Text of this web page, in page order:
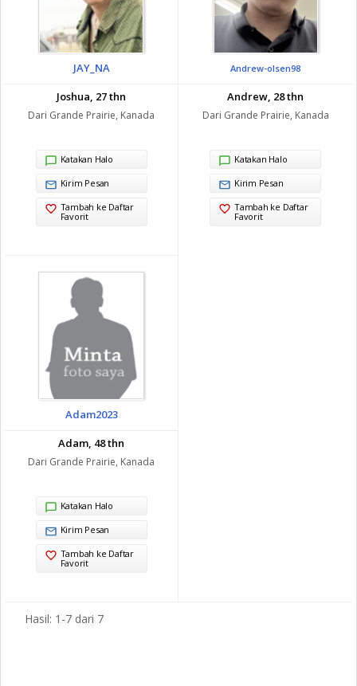
JAY_NA
Joshua, 27 thn
Dari Grande Prairie, Kanada
Katakan Halo
Kirim Pesan
Tambah ke Daftar
Favorit
Andrew-olsen98
Andrew, 28 thn
Dari Grande Prairie, Kanada
Katakan Halo
Kirim Pesan
Tambah ke Daftar
Favorit
Adam2023
Adam, 48 thn
Dari Grande Prairie, Kanada
Katakan Halo
Kirim Pesan
Tambah ke Daftar
Favorit
Hasil: 1-7 dari 7